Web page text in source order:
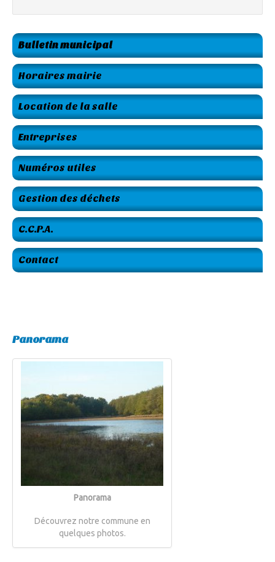
Bulletin municipal
Horaires mairie
Location de la salle
Entreprises
Numéros utiles
Gestion des déchets
C.C.P.A.
Contact
Panorama
Panorama
Découvrez notre commune en
quelques photos.